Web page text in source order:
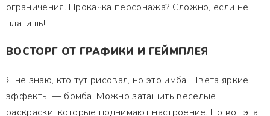
ограничения. Прокачка персонажа? Сложно, если не
платишь!
ВОСТОРГ ОТ ГРАФИКИ И ГЕЙМПЛЕЯ
Я не знаю, кто тут рисовал, но это имба! Цвета яркие,
эффекты — бомба. Можно затащить веселые
раскраски, которые поднимают настроение. Но вот эта